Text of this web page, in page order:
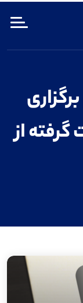
از